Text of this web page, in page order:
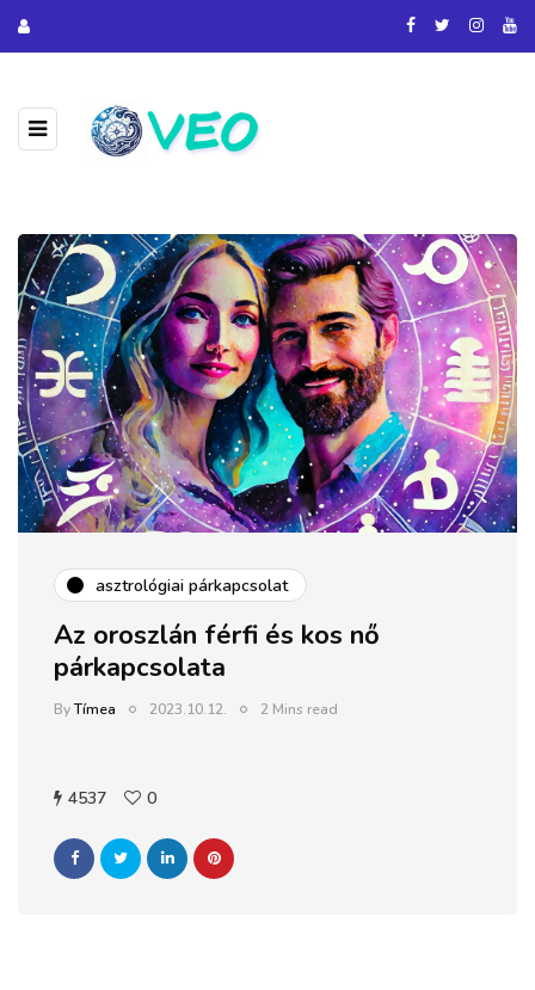
asztrológiai párkapcsolat
Az oroszlán férfi és kos nő
párkapcsolata
ByTímea 2023.10.12. 2 Mins read
4537 0